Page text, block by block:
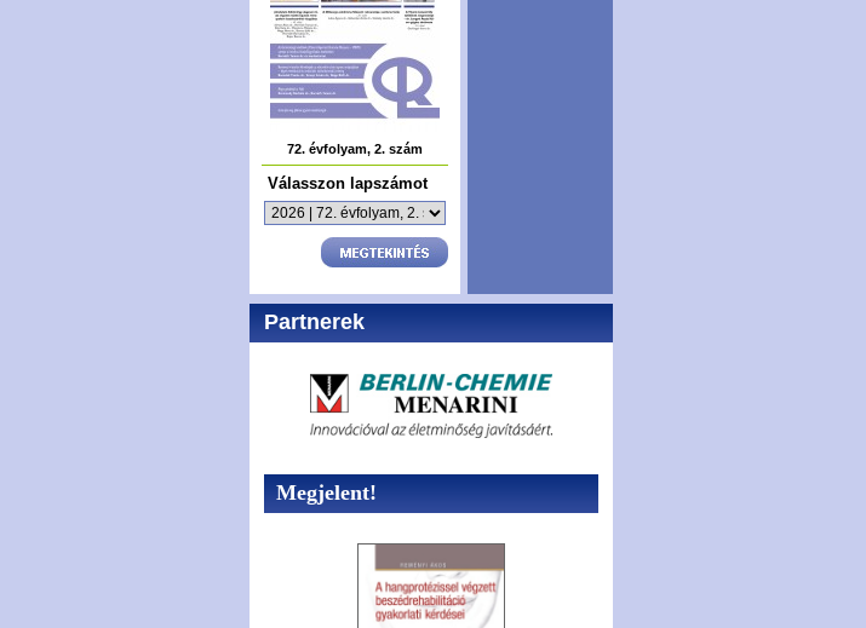
72. évfolyam, 2. szám
Válasszon lapszámot
Partnerek
Megjelent!